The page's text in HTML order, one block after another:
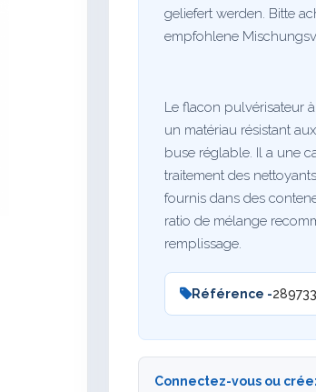
geliefert werden. Bitte
empfohlene
Le flacon pulvérisateur
un matériau résistant
buse réglable. Il a une
traitement des
fournis dans des
ratio de mélange
remplissage.
Référence -
Connectez-vous ou